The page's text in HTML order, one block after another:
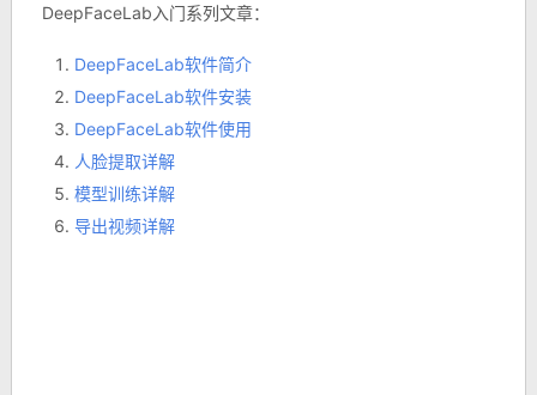
DeepFaceLab入门系列文章：
DeepFaceLab软件简介
DeepFaceLab软件安装
DeepFaceLab软件使用
人脸提取详解
模型训练详解
导出视频详解